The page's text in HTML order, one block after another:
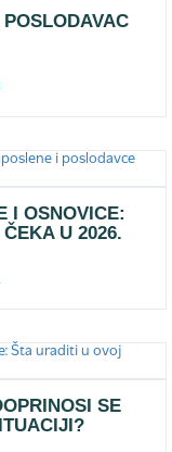
I OSNOVICE:
U 2026.
SE